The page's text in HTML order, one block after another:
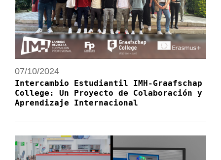
07/10/2024
Intercambio Estudiantil IMH-Graafschap
College: Un Proyecto de Colaboración y
Aprendizaje Internacional